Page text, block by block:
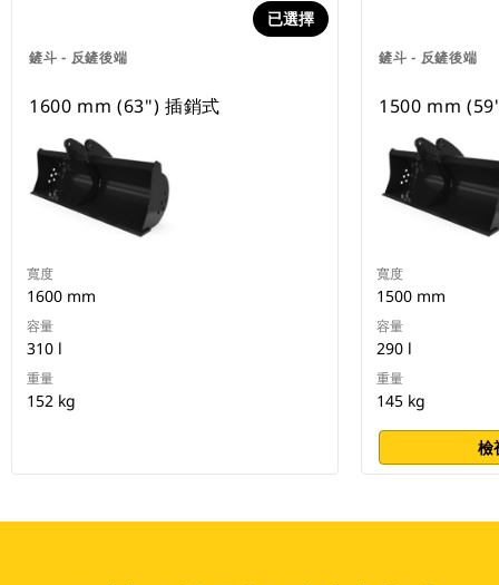
鏟斗 - 反鏟後端
已選擇
1600 mm (63") 插銷式
寬度
1600 mm
容量
310 l
重量
152 kg
鏟斗 - 反鏟後端
1500 mm
寬度
1500 mm
容量
290 l
重量
145 kg
檢